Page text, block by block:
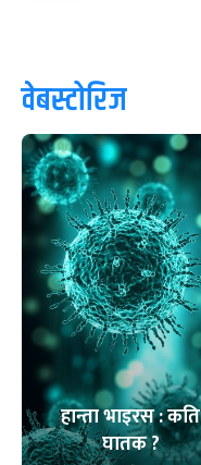
वेबस्टोरिज
हान्ता भाइरस : कति
घातक ?